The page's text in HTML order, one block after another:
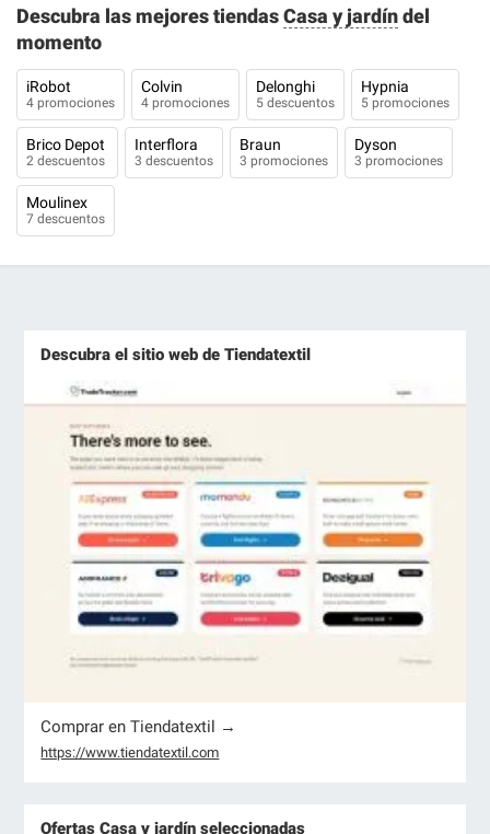
Descubra las mejores tiendasCasa y jardíndel
momento
iRobot
4 promociones
Colvin
4 promociones
Delonghi
5 descuentos
Hypnia
5 promociones
Brico Depot
2 descuentos
Interflora
3 descuentos
Braun
3 promociones
Dyson
3 promociones
Moulinex
7 descuentos
Descubra el sitio web de Tiendatextil
Comprar en Tiendatextil →
https://www.tiendatextil.com
Ofertas Casa y jardín seleccionadas